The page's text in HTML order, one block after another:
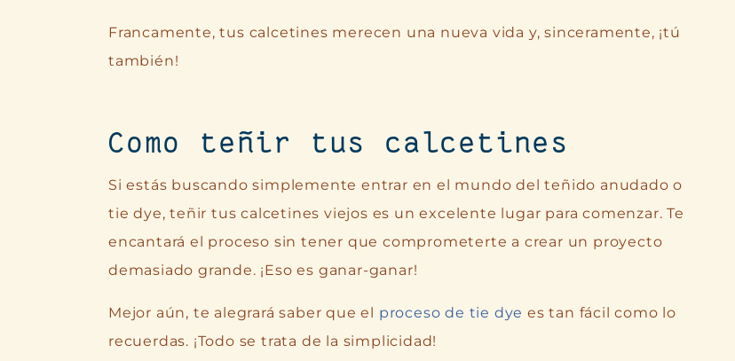
Francamente, tus calcetines merecen una nueva vida y, sinceramente, ¡tú
también!
Como teñir tus calcetines
Si estás buscando simplemente entrar en el mundo del teñido anudado o
tie dye, teñir tus calcetines viejos es un excelente lugar para comenzar. Te
encantará el proceso sin tener que comprometerte a crear un proyecto
demasiado grande. ¡Eso es ganar-ganar!
Mejor aún, te alegrará saber que el proceso de tie dyees tan fácil como lo
recuerdas. ¡Todo se trata de la simplicidad!